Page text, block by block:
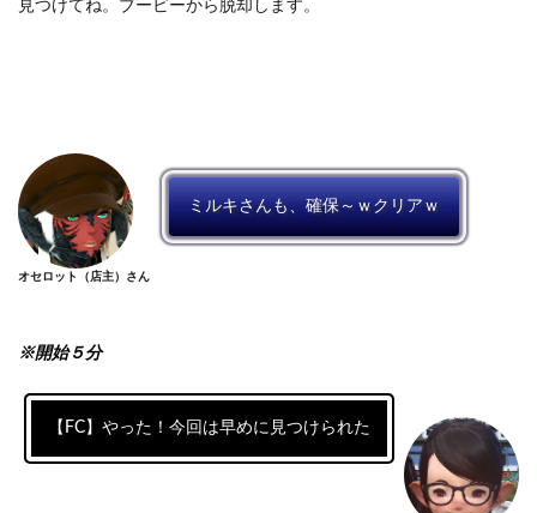
見つけてね。ブービーから脱却します。
オセロット（店主）さん
ミルキさんも、確保～ｗクリアｗ
※開始５分
【FC】やった！今回は早めに見つけられた